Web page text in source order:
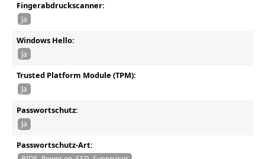
Fingerabdruckscanner:
Ja
Windows Hello:
Ja
Trusted Platform Module (TPM):
Ja
Passwortschutz:
Ja
Passwortschutz-Art: